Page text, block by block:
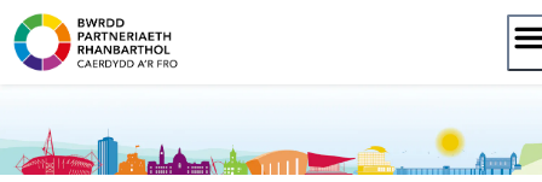
Neidio
i'r
cynnwys